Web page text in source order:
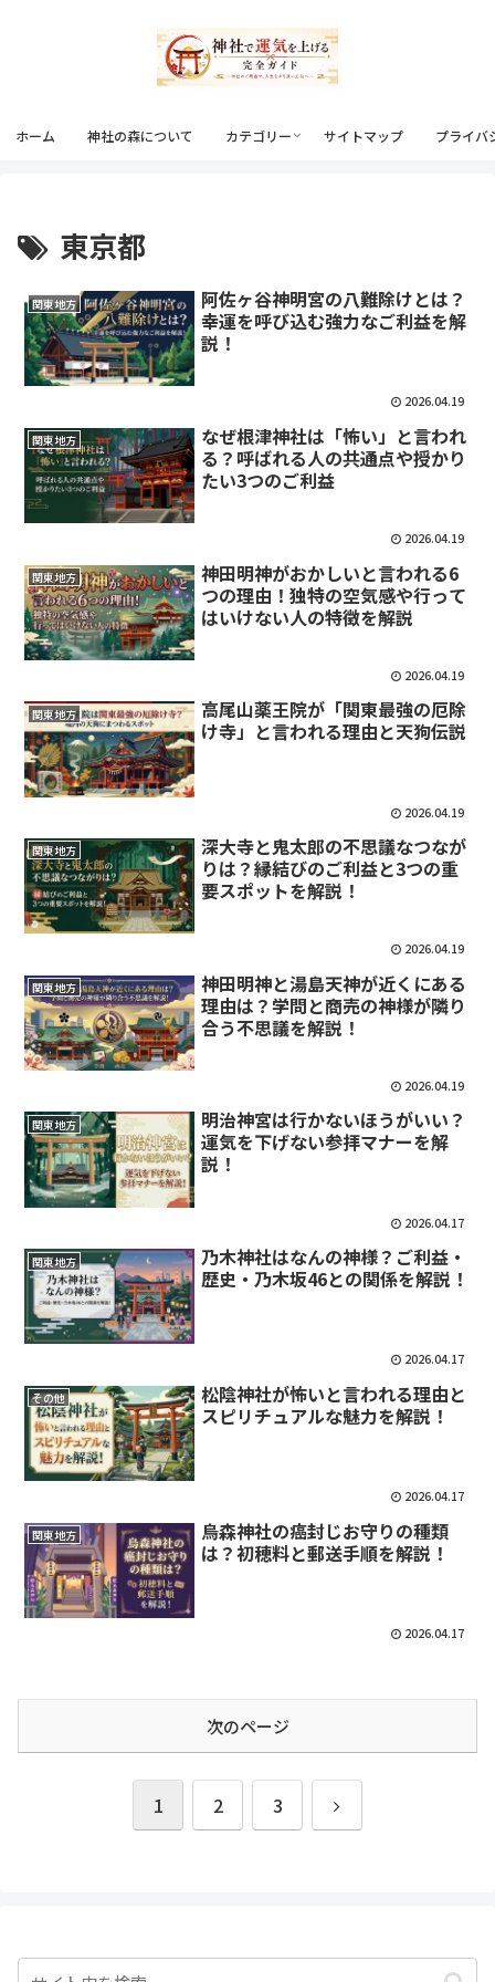
ホーム 神社の森について カテゴリー サイトマップ プライバ
東京都
関東地方
阿佐ヶ谷神明宮の八難除けとは？
幸運を呼び込む強力なご利益を解
説！
2026.04.19
関東地方
なぜ根津神社は「怖い」と言われ
る？呼ばれる人の共通点や授かり
たい3つのご利益
2026.04.19
関東地方
神田明神がおかしいと言われる6
つの理由！独特の空気感や行って
はいけない人の特徴を解説
2026.04.19
関東地方
高尾山薬王院が「関東最強の厄除
け寺」と言われる理由と天狗伝説
2026.04.19
関東地方
深大寺と鬼太郎の不思議なつなが
りは？縁結びのご利益と3つの重
要スポットを解説！
2026.04.19
関東地方
神田明神と湯島天神が近くにある
理由は？学問と商売の神様が隣り
合う不思議を解説！
2026.04.19
関東地方
明治神宮は行かないほうがいい？
運気を下げない参拝マナーを解
説！
2026.04.17
関東地方
乃木神社はなんの神様？ご利益・
歴史・乃木坂46との関係を解説！
2026.04.17
その他
松陰神社が怖いと言われる理由と
スピリチュアルな魅力を解説！
2026.04.17
関東地方
烏森神社の癌封じお守りの種類
は？初穂料と郵送手順を解説！
2026.04.17
次のページ
1 2 3
次